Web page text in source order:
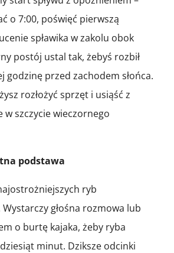
o 7:00, poświęć pierwszą
spławika w zakolu obok
postój ustal tak, żebyś rozbił
godzinę przed zachodem słońca.
rozłożyć sprzęt i usiąść z
w szczycie wieczornego
podstawa
ryb
głośna rozmowa lub
o burtę kajaka, żeby ryba
minut. Dziksze odcinki